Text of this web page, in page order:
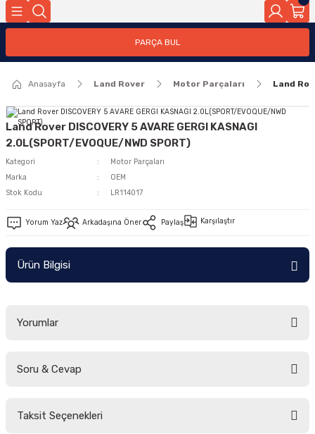
PARÇA BUL
Anasayfa Land Rover Motor Parçaları Land
Land Rover DISCOVERY 5 AVARE GERGI KASNAGI
2.0L(SPORT/EVOQUE/NWD SPORT)
Kategori
Motor Parçaları
Marka
OEM
Stok Kodu
LR114017
Yorum Yaz Arkadaşına Öner Paylaş Karşılaştır
Ürün Bilgisi
Yorumlar
Soru & Cevap
Taksit Seçenekleri